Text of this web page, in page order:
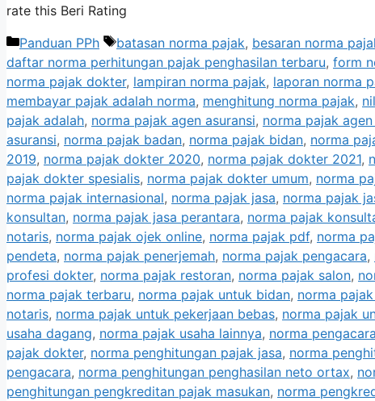
rate this Beri Rating
Kategori
Panduan PPh Tag
batasan norma pajak, besaran norma
daftar norma perhitungan pajak penghasilan terbaru, form
norma pajak dokter, lampiran norma pajak, laporan norma
membayar pajak adalah norma, menghitung norma pajak,
pajak adalah, norma pajak agen asuransi, norma pajak
asuransi, norma pajak badan, norma pajak bidan, norma
2019, norma pajak dokter 2020, norma pajak dokter 2021,
pajak dokter spesialis, norma pajak dokter umum, norma
norma pajak internasional, norma pajak jasa, norma pajak
konsultan, norma pajak jasa perantara, norma pajak
notaris, norma pajak ojek online, norma pajak pdf, norma
pendeta, norma pajak penerjemah, norma pajak pengacara,
profesi dokter, norma pajak restoran, norma pajak salon,
norma pajak terbaru, norma pajak untuk bidan, norma
notaris, norma pajak untuk pekerjaan bebas, norma pajak
usaha dagang, norma pajak usaha lainnya, norma pengacara
pajak dokter, norma penghitungan pajak jasa, norma
pengacara, norma penghitungan penghasilan neto ortax,
penghitungan pengkreditan pajak masukan, norma